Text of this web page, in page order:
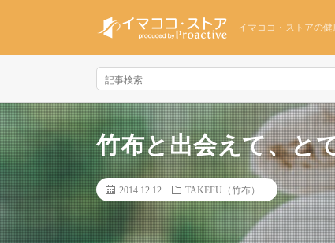
イマココ・ストアの
竹布と出会えて、と
2014.12.12 TAKEFU（竹布）